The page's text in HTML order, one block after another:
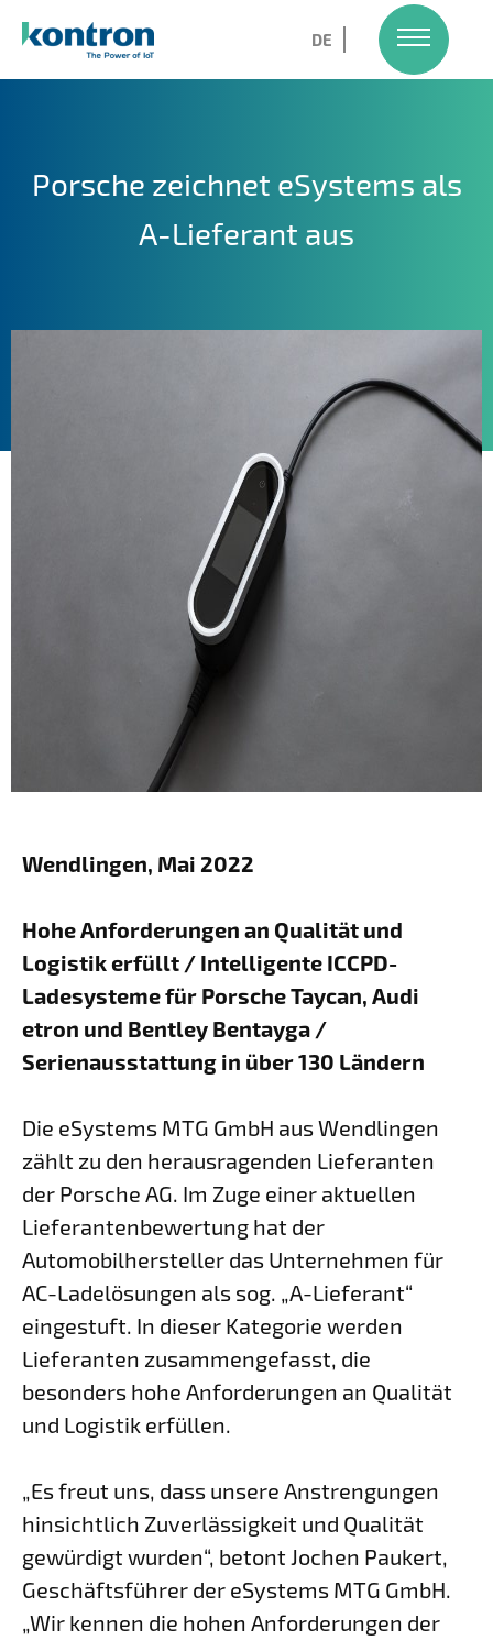
Inhalt
DE
Porsche zeichnet eSystems als
A-Lieferant aus
Wendlingen, Mai 2022
Hohe Anforderungen an Qualität und
Logistik erfüllt / Intelligente ICCPD-
Ladesysteme für Porsche Taycan, Audi
etron und Bentley Bentayga /
Serienausstattung in über 130 Ländern
Die eSystems MTG GmbH aus Wendlingen
zählt zu den herausragenden Lieferanten
der Porsche AG. Im Zuge einer aktuellen
Lieferanten­bewertung hat der
Automobilhersteller das Unternehmen für
AC-Ladelösungen als sog. „A-Lieferant“
eingestuft. In dieser Kategorie werden
Lieferanten zusammengefasst, die
besonders hohe Anforderungen an Qualität
und Logistik erfüllen.
„Es freut uns, dass unsere Anstrengungen
hinsichtlich Zuverlässigkeit und Qualität
gewürdigt wurden“, betont Jochen Paukert,
Geschäftsführer der eSystems MTG GmbH.
„Wir kennen die hohen Anforderungen der